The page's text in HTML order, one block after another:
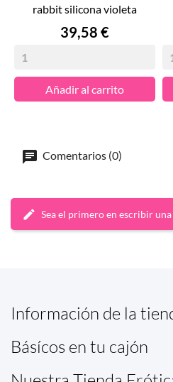
rabbit silicona violeta
Precio
39,58 €
Añadir al carrito
Comentarios (0)
Sea el primero en escribir una
Información de la
Básícos en tu cajón